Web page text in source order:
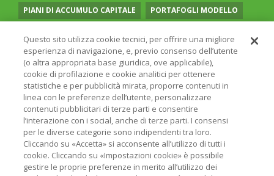
PIANI DI ACCUMULO CAPITALE PORTAFOGLI MODELLO
RISPARMIO GESTITO SOCIAL MEDIA STILE VALUE
TASSI UGUAGLIANZA DI GENERE VOLATILITÀ
© 2026 ONLINE SIM - ONLINE SIM È UNA SOCIETÀ DEL
GRUPPO BANCARIOERSEL - P.IVA 12927410154
PRIVACY POLICY
COOKIE INFORMAZIONI LEGALI
Questo sito utilizza cookie tecnici, per offrire una migliore
esperienza di navigazione, e, previo consenso dell’utente
(o altra appropriata base giuridica, ove applicabile),
cookie di profilazione e cookie analitici per ottenere
statistiche e per pubblicità mirata, proporre contenuti in
linea con le preferenze dell’utente, personalizzare
contenuti pubblicitari di terze parti e consentire
l’interazione con i social, anche di terze parti. I consensi
per le diverse categorie sono indipendenti tra loro.
Cliccando su «Accetta» si acconsente all’utilizzo di tutti i
cookie. Cliccando su «Impostazioni cookie» è possibile
gestire le proprie preferenze in merito all’utilizzo dei